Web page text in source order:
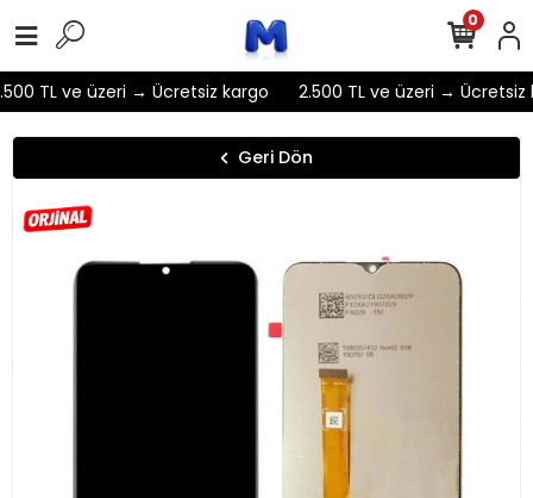
TL ve üzeri → Ücretsiz kargo 2.500 TL ve üzeri → Ücretsiz
0
Geri Dön